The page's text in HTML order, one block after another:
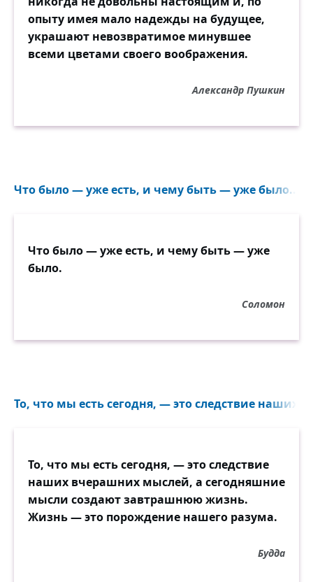
опыту имея мало надежды на будущее,
украшают невозвратимое минувшее
всеми цветами своего воображения.
Александр Пушкин
Что было — уже есть, и чему быть — уже было...
Что было — уже есть, и чему быть — уже
было.
Соломон
То, что мы есть сегодня, — это следствие наших
То, что мы есть сегодня, — это следствие
наших вчерашних мыслей, а сегодняшние
мысли создают завтрашнюю жизнь.
Жизнь — это порождение нашего разума.
Будда